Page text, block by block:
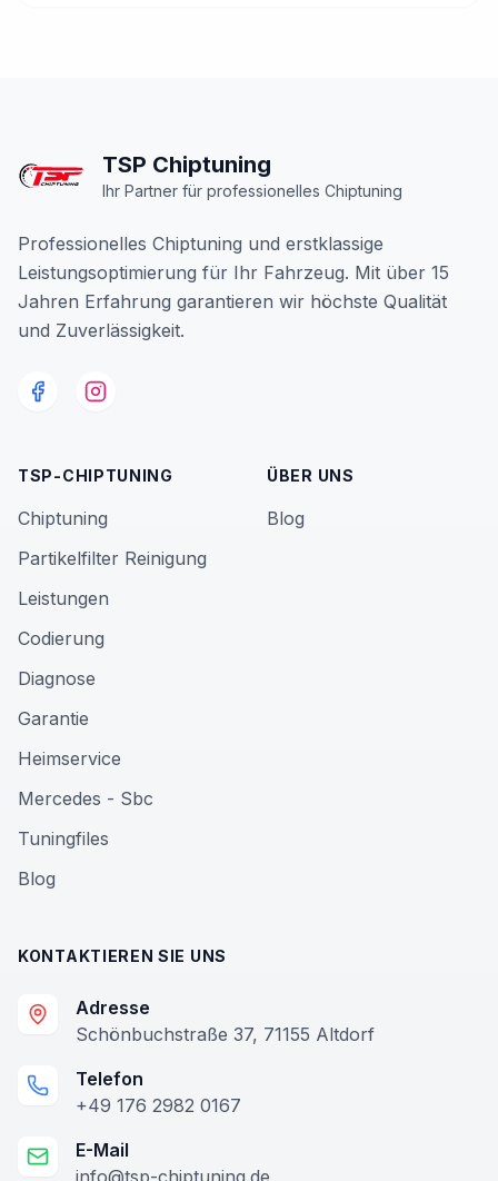
TSP Chiptuning
Ihr Partner für professionelles Chiptuning
Professionelles Chiptuning und erstklassige
Leistungsoptimierung für Ihr Fahrzeug. Mit über 15
Jahren Erfahrung garantieren wir höchste Qualität
und Zuverlässigkeit.
TSP-CHIPTUNING
Chiptuning
Partikelfilter Reinigung
Leistungen
Codierung
Diagnose
Garantie
Heimservice
Mercedes - Sbc
Tuningfiles
Blog
ÜBER UNS
Blog
KONTAKTIEREN SIE UNS
Adresse
Schönbuchstraße 37, 71155 Altdorf
Telefon
+49 176 2982 0167
E-Mail
info@tsp-chiptuning.de